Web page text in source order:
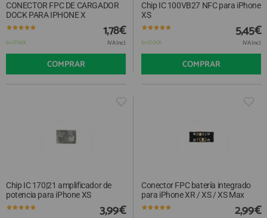
CONECTOR FPC DE CARGADOR
DOCK PARA IPHONE X
En STOCK
1,78€
IVA Incl.
COMPRAR
Chip IC 100VB27 NFC para iPhone
XS
En STOCK
5,45€
IVA Incl.
COMPRAR
Chip IC 170|21 amplificador de
potencia para iPhone XS
3,99€
Conector FPC batería integrado
para iPhone XR / XS / XS Max
2,99€